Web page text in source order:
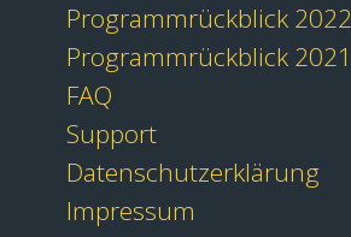
Programmrückblick 2022
Programmrückblick 2021
FAQ
Support
Datenschutzerklärung
Impressum